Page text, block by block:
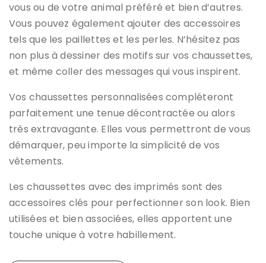
vous ou de votre animal préféré et bien d’autres.
Vous pouvez également ajouter des accessoires
tels que les paillettes et les perles. N’hésitez pas
non plus à dessiner des motifs sur vos chaussettes,
et même coller des messages qui vous inspirent.
Vos chaussettes personnalisées compléteront
parfaitement une tenue décontractée ou alors
très extravagante. Elles vous permettront de vous
démarquer, peu importe la simplicité de vos
vêtements.
Les chaussettes avec des imprimés sont des
accessoires clés pour perfectionner son look. Bien
utilisées et bien associées, elles apportent une
touche unique à votre habillement.